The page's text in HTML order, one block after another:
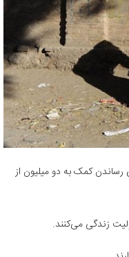
رساندن کمک به دو میلیون از